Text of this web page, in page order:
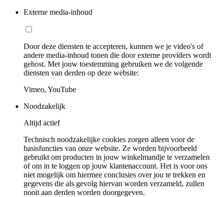
Externe media-inhoud
Door deze diensten te accepteren, kunnen we je video's of
andere media-inhoud tonen die door externe providers wordt
gehost. Met jouw toestemming gebruiken we de volgende
diensten van derden op deze website:
Vimeo, YouTube
Noodzakelijk
Altijd actief
Technisch noodzakelijke cookies zorgen alleen voor de
basisfuncties van onze website. Ze worden bijvoorbeeld
gebruikt om producten in jouw winkelmandje te verzamelen
of om in te loggen op jouw klantenaccount. Het is voor ons
niet mogelijk om hiermee conclusies over jou te trekken en
gegevens die als gevolg hiervan worden verzameld, zullen
nooit aan derden worden doorgegeven.